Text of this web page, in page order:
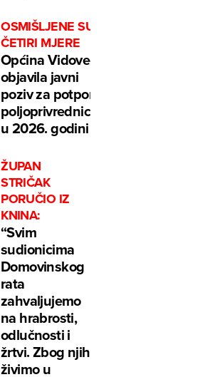
OSMIŠLJENE SU
ČETIRI MJERE
Općina Vidovec
objavila javni
poziv za potpore
poljoprivrednicima
u 2026. godini
ŽUPAN
STRIČAK
PORUČIO IZ
KNINA:
“Svim
sudionicima
Domovinskog
rata
zahvaljujemo
na hrabrosti,
odlučnosti i
žrtvi. Zbog njih
živimo u